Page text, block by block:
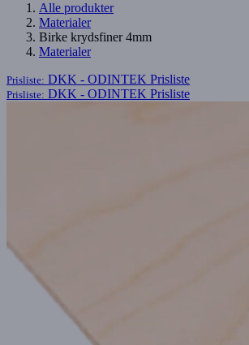
Alle produkter
Materialer
Birke krydsfiner 4mm
Materialer
Prisliste: DKK - ODINTEK Prisliste
Prisliste: DKK - ODINTEK Prisliste